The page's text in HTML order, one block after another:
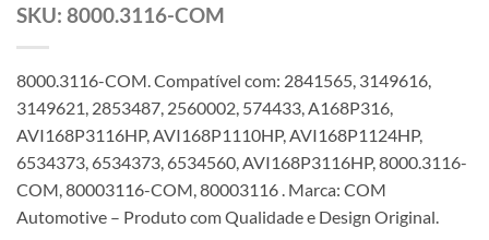
SKU: 8000.3116-COM
8000.3116-COM. Compatível com: 2841565, 3149616,
3149621, 2853487, 2560002, 574433, A168P316,
AVI168P3116HP, AVI168P1110HP, AVI168P1124HP,
6534373, 6534373, 6534560, AVI168P3116HP, 8000.3116-
COM, 80003116-COM, 80003116 . Marca: COM
Automotive – Produto com Qualidade e Design Original.